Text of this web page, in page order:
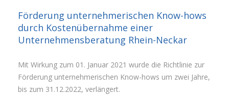
Förderung unternehmerischen Know-hows
durch Kostenübernahme einer
Unternehmensberatung Rhein-Neckar
Mit Wirkung zum 01. Januar 2021 wurde die Richtlinie zur
Förderung unternehmerischen Know-hows um zwei Jahre,
bis zum 31.12.2022, verlängert.